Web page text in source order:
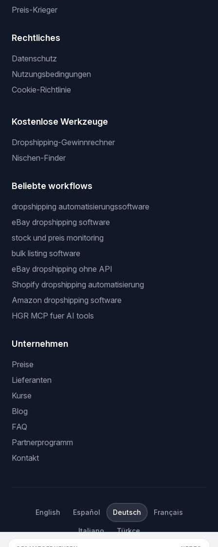
Preis-Krieger
Rechtliches
Datenschutz
Nutzungsbedingungen
Cookie-Richtlinie
Kostenlose Werkzeuge
Dropshipping-Gewinnrechner
Nischen-Finder
Beliebte workflows
dropshipping automatisierungssoftware
eBay dropshipping software
stock und preis monitoring
bulk listing software
eBay dropshipping ohne API
Shopify dropshipping automatisierung
Amazon dropshipping software
HGR MCP fuer AI tools
Unternehmen
Preise
Lieferanten
Kurse
Blog
FAQ
Partnerprogramm
Kontakt
English Español Deutsch Français
Italiano Türkçe